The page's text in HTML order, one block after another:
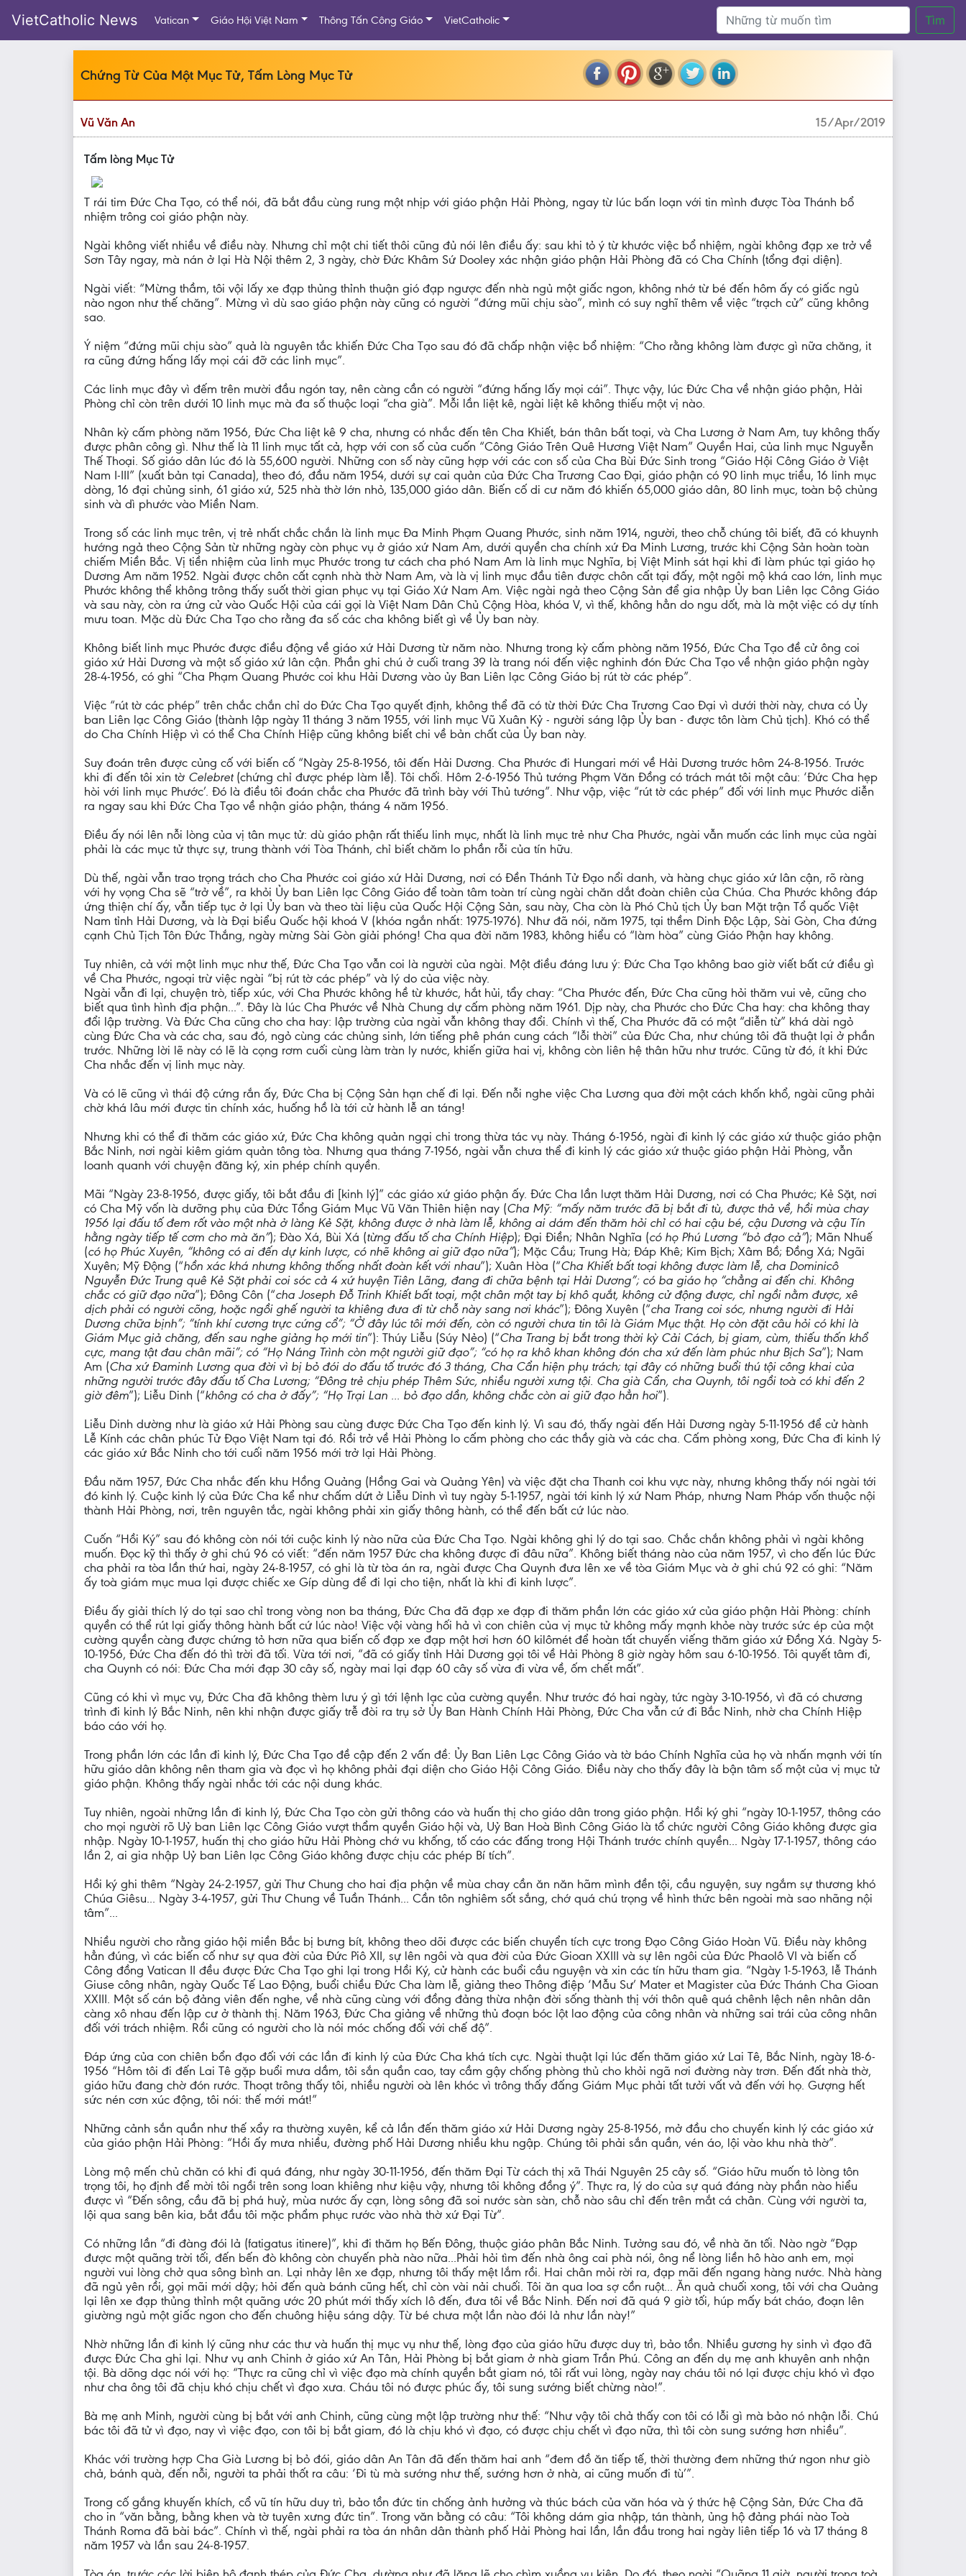
VietCatholic News Vatican Giáo Hội Việt Nam Thông Tấn Công Giáo VietCatholic Tìm
Chứng Từ Của Một Mục Tử, Tấm Lòng Mục Tử
Vũ Văn An 15/Apr/2019
Tấm lòng Mục Tử
T rái tim Đức Cha Tạo, có thể nói, đã bắt đầu cùng rung một nhịp với giáo phận Hải Phòng, ngay từ lúc bấn loạn với tin mình được Tòa Thánh bổ
nhiệm trông coi giáo phận này.
Ngài không viết nhiều về điều này. Nhưng chỉ một chi tiết thôi cũng đủ nói lên điều ấy: sau khi tỏ ý từ khước việc bổ nhiệm, ngài không đạp xe trở về
Sơn Tây ngay, mà nán ở lại Hà Nội thêm 2, 3 ngày, chờ Đức Khâm Sứ Dooley xác nhận giáo phận Hải Phòng đã có Cha Chính (tổng đại diện).
Ngài viết: “Mừng thầm, tôi vội lấy xe đạp thủng thỉnh thuận gió đạp ngược đến nhà ngủ một giấc ngon, không nhớ từ bé đến hôm ấy có giấc ngủ
nào ngon như thế chăng”. Mừng vì dù sao giáo phận này cũng có người “đứng mũi chịu sào”, mình có suy nghĩ thêm về việc “trạch cử” cũng không
sao.
Ý niệm “đứng mũi chịu sào” quả là nguyên tắc khiến Đức Cha Tạo sau đó đã chấp nhận việc bổ nhiệm: “Cho rằng không làm được gì nữa chăng, it
ra cũng đứng hấng lấy mọi cái đỡ các linh mục”.
Các linh mục đây vì đếm trên mười đầu ngón tay, nên càng cần có người “đứng hấng lấy mọi cái”. Thực vậy, lúc Đức Cha về nhận giáo phận, Hải
Phòng chỉ còn trên dưới 10 linh mục mà đa số thuộc loại “cha già”. Mỗi lần liệt kê, ngài liệt kê không thiếu một vị nào.
Nhân kỳ cấm phòng năm 1956, Đức Cha liệt kê 9 cha, nhưng có nhắc đến tên Cha Khiết, bán thân bất toại, và Cha Lương ở Nam Am, tuy không thấy
được phân công gì. Như thế là 11 linh mục tất cả, hợp với con số của cuốn “Công Giáo Trên Quê Hương Việt Nam” Quyền Hai, của linh mục Nguyễn
Thế Thoại. Số giáo dân lúc đó là 55,600 người. Những con số này cũng hợp với các con số của Cha Bùi Đức Sinh trong “Giáo Hội Công Giáo ở Việt
Nam I-III” (xuất bản tại Canada), theo đó, đầu năm 1954, dưới sự cai quản của Đức Cha Trương Cao Đại, giáo phận có 90 linh mục triều, 16 linh mục
dòng, 16 đại chủng sinh, 61 giáo xứ, 525 nhà thờ lớn nhỏ, 135,000 giáo dân. Biến cố di cư năm đó khiến 65,000 giáo dân, 80 linh mục, toàn bộ chủng
sinh và dì phước vào Miền Nam.
Trong số các linh mục trên, vị trẻ nhất chắc chắn là linh mục Đa Minh Phạm Quang Phước, sinh năm 1914, người, theo chỗ chúng tôi biết, đã có khuynh
hướng ngả theo Cộng Sản từ những ngày còn phục vụ ở giáo xứ Nam Am, dưới quyền cha chính xứ Đa Minh Lương, trước khi Cộng Sản hoàn toàn
chiếm Miền Bắc. Vị tiền nhiệm của linh mục Phước trong tư cách cha phó Nam Am là linh mục Nghĩa, bị Việt Minh sát hại khi đi làm phúc tại giáo họ
Dương Am năm 1952. Ngài được chôn cất cạnh nhà thờ Nam Am, và là vị linh mục đầu tiên được chôn cất tại đấy, một ngôi mộ khá cao lớn, linh mục
Phước không thể không trông thấy suốt thời gian phục vụ tại Giáo Xứ Nam Am. Việc ngài ngả theo Cộng Sản để gia nhập Ủy ban Liên lạc Công Giáo
và sau này, còn ra ứng cử vào Quốc Hội của cái gọi là Việt Nam Dân Chủ Cộng Hòa, khóa V, vì thế, không hẳn do ngu dốt, mà là một việc có dự tính
mưu toan. Mặc dù Đức Cha Tạo cho rằng đa số các cha không biết gì về Ủy ban này.
Không biết linh mục Phước được điều động về giáo xứ Hải Dương từ năm nào. Nhưng trong kỳ cấm phòng năm 1956, Đức Cha Tạo đề cử ông coi
giáo xứ Hải Dương và một số giáo xứ lân cận. Phần ghi chú ở cuối trang 39 là trang nói đến việc nghinh đón Đức Cha Tạo về nhận giáo phận ngày
28-4-1956, có ghi “Cha Phạm Quang Phước coi khu Hải Dương vào ủy Ban Liên lạc Công Giáo bị rút tờ các phép”.
Việc “rút tờ các phép” trên chắc chắn chỉ do Đức Cha Tạo quyết định, không thể đã có từ thời Đức Cha Trương Cao Đại vì dưới thời này, chưa có Ủy
ban Liên lạc Công Giáo (thành lập ngày 11 tháng 3 năm 1955, với linh mục Vũ Xuân Kỷ - người sáng lập Ủy ban - được tôn làm Chủ tịch). Khó có thể
do Cha Chính Hiệp vì có thể Cha Chính Hiệp cũng không biết chi về bản chất của Ủy ban này.
Suy đoán trên được củng cố với biến cố “Ngày 25-8-1956, tôi đến Hải Dương. Cha Phước đi Hungari mới về Hải Dương trước hôm 24-8-1956. Trước
khi đi đến tôi xin tờ Celebret(chứng chỉ được phép làm lễ). Tôi chối. Hôm 2-6-1956 Thủ tướng Phạm Văn Đồng có trách mát tôi một câu: ‘Đức Cha hẹp
hòi với linh mục Phước’. Đó là điều tôi đoán chắc cha Phước đã trình bày với Thủ tướng”. Như vập, việc “rút tờ các phép” đối với linh mục Phước diễn
ra ngay sau khi Đức Cha Tạo về nhận giáo phận, tháng 4 năm 1956.
Điều ấy nói lên nỗi lòng của vị tân mục tử: dù giáo phận rất thiếu linh mục, nhất là linh mục trẻ như Cha Phước, ngài vẫn muốn các linh mục của ngài
phải là các mục tử thực sự, trung thành với Tòa Thánh, chỉ biết chăm lo phần rỗi của tín hữu.
Dù thế, ngài vẫn trao trọng trách cho Cha Phước coi giáo xứ Hải Dương, nơi có Đền Thánh Tử Đạo nổi danh, và hàng chục giáo xứ lân cận, rõ ràng
với hy vọng Cha sẽ “trở về”, ra khỏi Ủy ban Liên lạc Công Giáo để toàn tâm toàn trí cùng ngài chăn dắt đoàn chiên của Chúa. Cha Phước không đáp
ứng thiện chí ấy, vẫn tiếp tục ở lại Ủy ban và theo tài liệu của Quốc Hội Cộng Sản, sau này, Cha còn là Phó Chủ tịch Ủy ban Mặt trận Tổ quốc Việt
Nam tỉnh Hải Dương, và là Đại biểu Quốc hội khoá V (khóa ngắn nhất: 1975-1976). Như đã nói, năm 1975, tại thềm Dinh Độc Lập, Sài Gòn, Cha đứng
cạnh Chủ Tịch Tôn Đức Thắng, ngày mừng Sài Gòn giải phóng! Cha qua đời năm 1983, không hiểu có “làm hòa” cùng Giáo Phận hay không.
Tuy nhiên, cả với một linh mục như thế, Đức Cha Tạo vẫn coi là người của ngài. Một điều đáng lưu ý: Đức Cha Tạo không bao giờ viết bất cứ điều gì
về Cha Phước, ngoại trừ việc ngài “bị rút tờ các phép” và lý do của việc này.
Ngài vẫn đi lại, chuyện trò, tiếp xúc, với Cha Phước không hề từ khước, hắt hủi, tẩy chay: “Cha Phước đến, Đức Cha cũng hỏi thăm vui vẻ, cũng cho
biết qua tình hình địa phận...”. Đây là lúc Cha Phước về Nhà Chung dự cấm phòng năm 1961. Dịp này, cha Phước cho Đức Cha hay: cha không thay
đổi lập trường. Và Đức Cha cũng cho cha hay: lập trường của ngài vẫn không thay đổi. Chính vì thế, Cha Phước đã có một “diễn từ” khá dài ngỏ
cùng Đức Cha và các cha, sau đó, ngỏ cùng các chủng sinh, lớn tiếng phê phán cung cách “lỗi thời” của Đức Cha, như chúng tôi đã thuật lại ở phần
trước. Những lời lẽ này có lẽ là cọng rơm cuối cùng làm tràn ly nước, khiến giữa hai vị, không còn liên hệ thân hữu như trước. Cũng từ đó, ít khi Đức
Cha nhắc đến vị linh mục này.
Và có lẽ cũng vì thái độ cứng rắn ấy, Đức Cha bị Cộng Sản hạn chế đi lại. Đến nỗi nghe việc Cha Lương qua đời một cách khốn khổ, ngài cũng phải
chờ khá lâu mới được tin chính xác, huống hồ là tới cử hành lễ an táng!
Nhưng khi có thể đi thăm các giáo xứ, Đức Cha không quản ngại chi trong thừa tác vụ này. Tháng 6-1956, ngài đi kinh lý các giáo xứ thuộc giáo phận
Bắc Ninh, nơi ngài kiêm giám quản tông tòa. Nhưng qua tháng 7-1956, ngài vẫn chưa thể đi kinh lý các giáo xứ thuộc giáo phận Hải Phòng, vẫn
loanh quanh với chuyện đăng ký, xin phép chính quyền.
Mãi “Ngày 23-8-1956, được giấy, tôi bắt đầu đi [kinh lý]” các giáo xứ giáo phận ấy. Đức Cha lần lượt thăm Hải Dương, nơi có Cha Phước; Kẻ Sặt, nơi
có Cha Mỹ vốn là dưỡng phụ của Đức Tổng Giám Mục Vũ Văn Thiên hiện nay (Cha Mỹ: “mấy năm trước đã bị bắt đi tù, được thả về, hồi mùa chay
1956 lại đấu tố đem rốt vào một nhà ở làng Kẻ Sặt, không được ở nhà làm lễ, không ai dám đến thăm hỏi chỉ có hai cậu bé, cậu Dương và cậu Tín
hằng ngày tiếp tế cơm cho mà ăn”); Đào Xá, Bùi Xá (từng đấu tố cha Chính Hiệp); Đại Điền; Nhân Nghĩa (có họ Phú Lương “bỏ đạo cả”); Mãn Nhuế
(có họ Phúc Xuyên, “không có ai đến dự kinh lược, có nhẽ không ai giữ đạo nữa”); Mặc Cầu; Trung Hà; Đáp Khê; Kim Bịch; Xâm Bồ; Đồng Xá; Ngãi
Xuyên; Mỹ Động (“hồn xác khá nhưng không thống nhất đoàn kết với nhau”); Xuân Hòa (“Cha Khiết bất toại không được làm lễ, cha Dominicô
Nguyễn Đức Trung quê Kẻ Sặt phải coi sóc cả 4 xứ huyện Tiên Lãng, đang đi chữa bệnh tại Hải Dương”; có ba giáo họ “chẳng ai đến chi. Không
chắc có giữ đạo nữa”); Đông Côn (“cha Joseph Đỗ Trinh Khiết bất toại, một chân một tay bị khô quắt, không cử động được, chỉ ngồi nằm được, xê
dịch phải có người cõng, hoặc ngồi ghế người ta khiêng đưa đi từ chỗ này sang nơi khác”); Đông Xuyên (“cha Trang coi sóc, nhưng người đi Hải
Dương chữa bịnh”; “tính khí cương trực cứng cổ”; “Ở đây lúc tôi mới đến, còn có người chưa tin tôi là Giám Mục thật. Họ còn đặt câu hỏi có khi là
Giám Mục giả chăng, đến sau nghe giảng họ mới tin”): Thúy Liễu (Súy Nẻo) (“Cha Trang bị bắt trong thời kỳ Cải Cách, bị giam, cùm, thiếu thốn khổ
cực, mang tật đau chân mãi”; có “Họ Náng Trình còn một người giữ đạo”; “có họ ra khô khan không đón cha xứ đến làm phúc như Bịch Sa”); Nam
Am (Cha xứ Đaminh Lương qua đời vì bị bỏ đói do đấu tố trước đó 3 tháng, Cha Cẩn hiện phụ trách; tại đây có những buổi thú tội công khai của
những người trước đây đấu tố Cha Lương; “Đông trẻ chịu phép Thêm Sức, nhiều người xưng tội. Cha già Cẩn, cha Quynh, tôi ngồi toà có khi đến 2
giờ đêm”); Liễu Dinh (“không có cha ở đấy”; “Họ Trại Lan ... bỏ đạo dần, không chắc còn ai giữ đạo hẳn hoi”).
Liễu Dinh dường như là giáo xứ Hải Phòng sau cùng được Đức Cha Tạo đến kinh lý. Vì sau đó, thấy ngài đến Hải Dương ngày 5-11-1956 để cử hành
Lễ Kính các chân phúc Tử Đạo Việt Nam tại đó. Rồi trở về Hải Phòng lo cấm phòng cho các thầy già và các cha. Cấm phòng xong, Đức Cha đi kinh lý
các giáo xứ Bắc Ninh cho tới cuối năm 1956 mới trở lại Hải Phòng.
Đầu năm 1957, Đức Cha nhắc đến khu Hồng Quảng (Hồng Gai và Quảng Yên) và việc đặt cha Thanh coi khu vực này, nhưng không thấy nói ngài tới
đó kinh lý. Cuộc kinh lý của Đức Cha kể như chấm dứt ở Liễu Dinh vì tuy ngày 5-1-1957, ngài tới kinh lý xứ Nam Pháp, nhưng Nam Pháp vốn thuộc nội
thành Hải Phòng, nơi, trên nguyên tắc, ngài không phải xin giấy thông hành, có thể đến bất cứ lúc nào.
Cuốn “Hồi Ký” sau đó không còn nói tới cuộc kinh lý nào nữa của Đức Cha Tạo. Ngài không ghi lý do tại sao. Chắc chắn không phải vì ngài không
muốn. Đọc kỹ thì thấy ở ghi chú 96 có viết: “đến năm 1957 Đức cha không được đi đâu nữa”. Không biết tháng nào của năm 1957, vì cho đến lúc Đức
cha phải ra tòa lần thứ hai, ngày 24-8-1957, có ghi là từ tòa án ra, ngài được Cha Quynh đưa lên xe về tòa Giám Mục và ở ghi chú 92 có ghi: “Năm
ấy toà giám mục mua lại được chiếc xe Gíp dùng để đi lại cho tiện, nhất là khi đi kinh lược”.
Điều ấy giải thích lý do tại sao chỉ trong vòng non ba tháng, Đức Cha đã đạp xe đạp đi thăm phần lớn các giáo xứ của giáo phận Hải Phòng: chính
quyền có thể rút lại giấy thông hành bất cứ lúc nào! Việc vội vàng hối hả vì con chiên của vị mục tử không mấy mạnh khỏe này trước sức ép của một
cường quyền càng được chứng tỏ hơn nữa qua biến cố đạp xe đạp một hơi hơn 60 kilômét để hoàn tất chuyến viếng thăm giáo xứ Đồng Xá. Ngày 5-
10-1956, Đức Cha đến đó thì trời đã tối. Vừa tới nơi, “đã có giấy tỉnh Hải Dương gọi tôi về Hải Phòng 8 giờ ngày hôm sau 6-10-1956. Tôi quyết tâm đi,
cha Quynh có nói: Đức Cha mới đạp 30 cây số, ngày mai lại đạp 60 cây số vừa đi vừa về, ốm chết mất”.
Cũng có khi vì mục vụ, Đức Cha đã không thèm lưu ý gì tới lệnh lạc của cường quyền. Như trước đó hai ngày, tức ngày 3-10-1956, vì đã có chương
trình đi kinh lý Bắc Ninh, nên khi nhận được giấy trễ đòi ra trụ sở Ủy Ban Hành Chính Hải Phòng, Đức Cha vẫn cứ đi Bắc Ninh, nhờ cha Chính Hiệp
báo cáo với họ.
Trong phần lớn các lần đi kinh lý, Đức Cha Tạo đề cập đến 2 vấn đề: Ủy Ban Liên Lạc Công Giáo và tờ báo Chính Nghĩa của họ và nhấn mạnh với tín
hữu giáo dân không nên tham gia và đọc vì họ không phải đại diện cho Giáo Hội Công Giáo. Điều này cho thấy đây là bận tâm số một của vị mục tử
giáo phận. Không thấy ngài nhắc tới các nội dung khác.
Tuy nhiên, ngoài những lần đi kinh lý, Đức Cha Tạo còn gửi thông cáo và huấn thị cho giáo dân trong giáo phận. Hồi ký ghi “ngày 10-1-1957, thông cáo
cho mọi người rõ Uỷ ban Liên lạc Công Giáo vượt thẩm quyền Giáo hội và, Uỷ Ban Hoà Bình Công Giáo là tổ chức người Công Giáo không được gia
nhập. Ngày 10-1-1957, huấn thị cho giáo hữu Hải Phòng chớ vu khống, tố cáo các đấng trong Hội Thánh trước chính quyền... Ngày 17-1-1957, thông cáo
lần 2, ai gia nhập Uỷ ban Liên lạc Công Giáo không được chịu các phép Bí tích”.
Hồi ký ghi thêm “Ngày 24-2-1957, gửi Thư Chung cho hai địa phận về mùa chay cần ăn năn hãm mình đền tội, cầu nguyện, suy ngắm sự thương khó
Chúa Giêsu... Ngày 3-4-1957, gửi Thư Chung về Tuần Thánh... Cần tôn nghiêm sốt sắng, chớ quá chú trọng về hình thức bên ngoài mà sao nhãng nội
tâm”...
Nhiều người cho rằng giáo hội miền Bắc bị bưng bít, không theo dõi được các biến chuyển tích cực trong Đạo Công Giáo Hoàn Vũ. Điều này không
hẳn đúng, vì các biến cố như sự qua đời của Đức Piô XII, sự lên ngôi và qua đời của Đức Gioan XXIII và sự lên ngôi của Đức Phaolô VI và biến cố
Công đồng Vatican II đều được Đức Cha Tạo ghi lại trong Hồi Ký, cử hành các buổi cầu nguyện và xin các tín hữu tham gia. “Ngày 1-5-1963, lễ Thánh
Giuse công nhân, ngày Quốc Tế Lao Động, buổi chiều Đức Cha làm lễ, giảng theo Thông điệp ‘Mẫu Sư’ Mater et Magister của Đức Thánh Cha Gioan
XXIII. Một số cán bộ đảng viên đến nghe, về nhà cũng cùng với đồng đảng thừa nhận đời sống thành thị với thôn quê quá chênh lệch nên nhân dân
càng xô nhau đến lập cư ở thành thị. Năm 1963, Đức Cha giảng về những thủ đoạn bóc lột lao động của công nhân và những sai trái của công nhân
đối với trách nhiệm. Rồi cũng có người cho là nói móc chống đối với chế độ”.
Đáp ứng của con chiên bổn đạo đối với các lần đi kinh lý của Đức Cha khá tích cực. Ngài thuật lại lúc đến thăm giáo xứ Lai Tê, Bắc Ninh, ngày 18-6-
1956 “Hôm tôi đi đến Lai Tê gặp buổi mưa dầm, tôi sắn quần cao, tay cầm gậy chống phòng thủ cho khỏi ngã nơi đường này trơn. Đến đất nhà thờ,
giáo hữu đang chờ đón rước. Thoạt trông thấy tôi, nhiều người oà lên khóc vì trông thấy đấng Giám Mục phải tất tưởi vất vả đến với họ. Gượng hết
sức nén cơn xúc động, tôi nói: thế mới mát!”
Những cảnh sắn quần như thế xẩy ra thường xuyên, kể cả lần đến thăm giáo xứ Hải Dương ngày 25-8-1956, mở đầu cho chuyến kinh lý các giáo xứ
của giáo phận Hải Phòng: “Hồi ấy mưa nhiều, đường phố Hải Dương nhiều khu ngập. Chúng tôi phải sắn quần, vén áo, lội vào khu nhà thờ”.
Lòng mộ mến chủ chăn có khi đi quá đáng, như ngày 30-11-1956, đến thăm Đại Từ cách thị xã Thái Nguyên 25 cây số. “Giáo hữu muốn tỏ lòng tôn
trọng tôi, họ định để mời tôi ngồi trên song loan khiêng như kiệu vậy, nhưng tôi không đồng ý”. Thực ra, lý do của sự quá đáng này phần nào hiểu
được vì “Đến sông, cầu đã bị phá huỷ, mùa nước ấy cạn, lòng sông đã soi nước sàn sàn, chỗ nào sâu chỉ đến trên mắt cá chân. Cùng với người ta,
lội qua sang bên kia, bắt đầu tôi mặc phẩm phục rước vào nhà thờ xứ Đại Từ”.
Có những lần “đi đàng đói lả (fatigatus itinere)”, khi đi thăm họ Bến Đông, thuộc giáo phân Bắc Ninh. Tưởng sau đó, về nhà ăn tối. Nào ngờ “Đạp
được một quãng trời tối, đến bến đò không còn chuyến phà nào nữa...Phải hỏi tìm đến nhà ông cai phà nói, ông nể lòng liền hô hào anh em, mọi
người vui lòng chở qua sông bình an. Lại nhảy lên xe đạp, nhưng tôi thấy mệt lắm rồi. Hai chân mỏi rời ra, đạp mãi đến ngang hàng nước. Nhà hàng
đã ngủ yên rồi, gọi mãi mới dậy; hỏi đến quà bánh cũng hết, chỉ còn vài nải chuối. Tôi ăn qua loa sợ cồn ruột... Ăn quả chuối xong, tôi với cha Quảng
lại lên xe đạp thủng thỉnh một quãng ước 20 phút mới thấy xích lô đến, đưa tôi về Bắc Ninh. Đến nơi đã quá 9 giờ tối, húp mấy bát cháo, đoạn lên
giường ngủ một giấc ngon cho đến chuông hiệu sáng dậy. Từ bé chưa một lần nào đói lả như lần này!”
Nhờ những lần đi kinh lý cũng như các thư và huấn thị mục vụ như thế, lòng đạo của giáo hữu được duy trì, bảo tồn. Nhiều gương hy sinh vì đạo đã
được Đức Cha ghi lại. Như vụ anh Chinh ở giáo xứ An Tân, Hải Phòng bị bắt giam ở nhà giam Trần Phú. Công an đến dụ mẹ anh khuyên anh nhận
tội. Bà dõng dạc nói với họ: “Thực ra cũng chỉ vì việc đạo mà chính quyền bắt giam nó, tôi rất vui lòng, ngày nay cháu tôi nó lại được chịu khó vì đạo
như cha ông tôi đã chịu khó chịu chết vì đạo xưa. Cháu tôi nó được phúc ấy, tôi sung sướng biết chừng nào!”.
Bà mẹ anh Minh, người cùng bị bắt với anh Chinh, cũng cùng một lập trường như thế: “Như vậy tôi chả thấy con tôi có lỗi gì mà bảo nó nhận lỗi. Chú
bác tôi đã tử vì đạo, nay vì việc đạo, con tôi bị bắt giam, đó là chịu khó vì đạo, có được chịu chết vì đạo nữa, thì tôi còn sung sướng hơn nhiều”.
Khác với trường hợp Cha Già Lương bị bỏ đói, giáo dân An Tân đã đến thăm hai anh “đem đồ ăn tiếp tế, thời thường đem những thứ ngon như giò
chả, bánh quà, đến nỗi, người ta phải thốt ra câu: ‘Đi tù mà sướng như thế, sướng hơn ở nhà, ai cũng muốn đi tù’”.
Trong cố gắng khuyến khích, cổ vũ tín hữu duy trì, bảo tồn đức tin chống ảnh hưởng và thúc bách của văn hóa và ý thức hệ Cộng Sản, Đức Cha đã
cho in “văn bằng, bằng khen và tờ tuyên xưng đức tin”. Trong văn bằng có câu: “Tôi không dám gia nhập, tán thành, ủng hộ đảng phái nào Toà
Thánh Roma đã bài bác”. Chính vì thế, ngài phải ra tòa án nhân dân thành phố Hải Phòng hai lần, lần đầu trong hai ngày liên tiếp 16 và 17 tháng 8
năm 1957 và lần sau 24-8-1957.